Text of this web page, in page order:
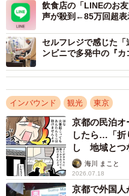
オーバーツーリズム問題を
くの観光地でも同様の「訪
ャンセル問題が多発してい
今すぐ新規の決済システム
い、と投稿していた「木挽
国人観光客による予約は来
のコンシェルジュ経由のみ
できる」「Amazon Payな
アドバイスも多く寄せられ
「木挽町よしや」さんでは
飲食店の「LINEのお
声が殺到←85万回超表
セルフレジで感じた
ンビニで多発中の『
インバウンド 観光 東京
京都の民泊オ
したら…「折
し 地域とつ
画】海川 まこと
2026.07.18
京都で外国人